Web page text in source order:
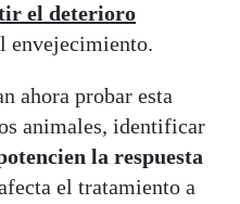
el deterioro
envejecimiento.
ahora probar esta
animales, identificar
la respuesta
el tratamiento a